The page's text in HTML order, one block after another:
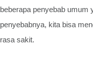
beberapa penyebab umum
penyebabnya, kita bisa
rasa sakit.